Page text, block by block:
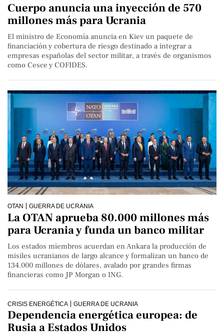
Cuerpo anuncia una inyección de 570
millones más para Ucrania
El ministro de Economía anuncia en Kiev un paquete de
financiación y cobertura de riesgo destinado a integrar a
empresas españolas del sector militar, a través de organismos
como Cesce y COFIDES.
OTAN GUERRA DE UCRANIA
La OTAN aprueba 80.000 millones más
para Ucrania y funda un banco militar
Los estados miembros acuerdan en Ankara la producción de
misiles ucranianos de largo alcance y formalizan un banco de
134.000 millones de dólares, avalado por grandes firmas
financieras como JP Morgan o ING.
CRISIS ENERGÉTICA GUERRA DE UCRANIA
Dependencia energética europea: de
Rusia a Estados Unidos